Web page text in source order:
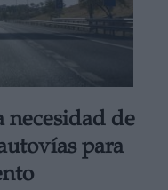
necesidad de
para